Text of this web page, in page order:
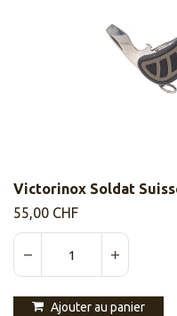
Victorinox Soldat
55,00 CHF
Ajouter au panier